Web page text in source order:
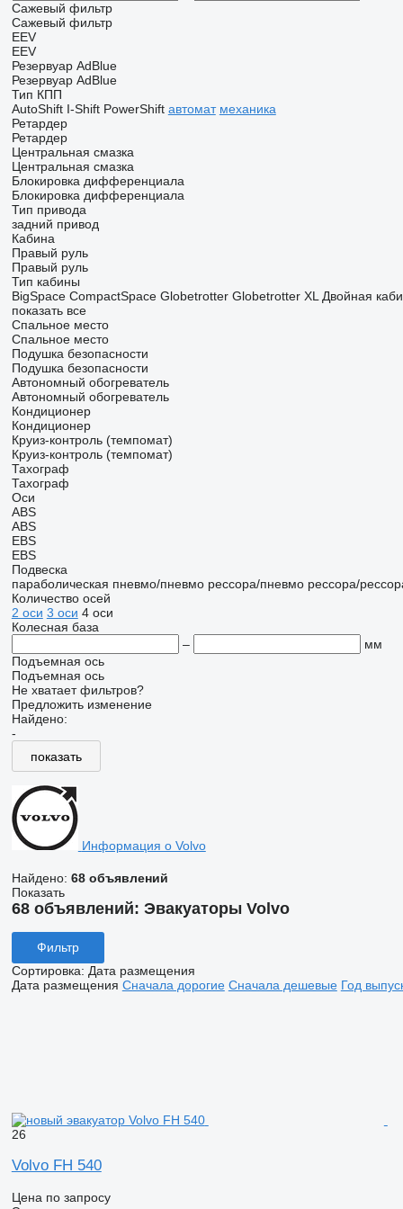
Сажевый фильтр
Сажевый фильтр
EEV
EEV
Резервуар AdBlue
Резервуар AdBlue
Тип КПП
AutoShift I-Shift PowerShift автомат механика
Ретардер
Ретардер
Центральная смазка
Центральная смазка
Блокировка дифференциала
Блокировка дифференциала
Тип привода
задний привод
Кабина
Правый руль
Правый руль
Тип кабины
BigSpace CompactSpace Globetrotter Globetrotter XL Двойная
показать все
Спальное место
Спальное место
Подушка безопасности
Подушка безопасности
Автономный обогреватель
Автономный обогреватель
Кондиционер
Кондиционер
Круиз-контроль (темпомат)
Круиз-контроль (темпомат)
Тахограф
Тахограф
Оси
ABS
ABS
EBS
EBS
Подвеска
параболическая пневмо/пневмо рессора/пневмо рессора/
Количество осей
2 оси 3 оси 4 оси
Колесная база
–
мм
Подъемная ось
Подъемная ось
Не хватает фильтров?
Предложить изменение
Найдено:
-
показать
Информация о Volvo
Найдено: 68 объявлений
Показать
68 объявлений: Эвакуаторы Volvo
Фильтр
Сортировка: Дата размещения
Дата размещения Сначала дорогие Сначала дешевые Год
26
Volvo FH 540
Цена по запросу